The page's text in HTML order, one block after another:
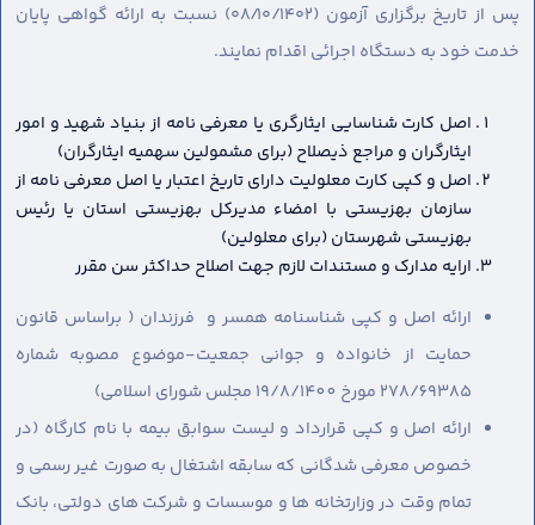
پس از تاریخ برگزاری آزمون (۰۸/۱۰/۱۴۰۲) نسبت به ارائه گواهی پایان
خدمت خود به دستگاه اجرائی اقدام نمایند.
اصل کارت شناسایی ایثارگری یا معرفی نامه از بنیاد شهید و امور
ایثارگران و مراجع ذیصلاح (برای مشمولین سهمیه ایثارگران)
اصل و کپی کارت معلولیت دارای تاریخ اعتبار یا اصل معرفی نامه از
سازمان بهزیستی با امضاء مدیرکل بهزیستی استان یا رئیس
بهزیستی شهرستان (برای معلولین)
ارایه مدارک و مستندات لازم جهت اصلاح حداکثر سن مقرر
ارائه اصل و کپی شناسنامه همسر و فرزندان ( براساس قانون
حمایت از خانواده و جوانی جمعیت-موضوع مصوبه شماره
278/69385 مورخ 19/8/1400 مجلس شورای اسلامی)
ارائه اصل و کپی قرارداد و لیست سوابق بیمه با نام کارگاه (در
خصوص معرفی شدگانی که سابقه اشتغال به صورت غیر رسمی و
تمام وقت در وزارتخانه ها و موسسات و شرکت های دولتی، بانک